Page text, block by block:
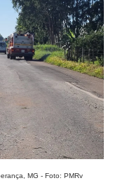
MG - Foto: PMRv